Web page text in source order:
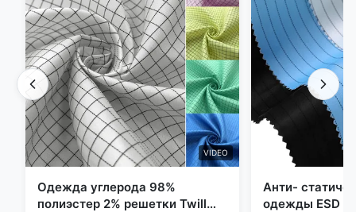
VIDEO
Одежда углерода 98%
полиэстер 2% решетки Twill
Анти-
одежды ESD